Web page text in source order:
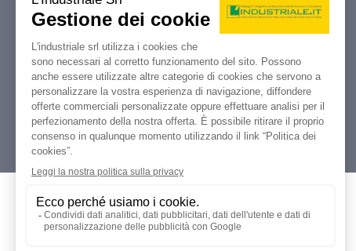
Industriale.it
Il tuo portale di riferimento per
compravendita, aste e liquidazioni di
macchine utensili e macchinari
industriali.
Dati Legali
L'industriale s.r.l.
P. IVA: 12212870153